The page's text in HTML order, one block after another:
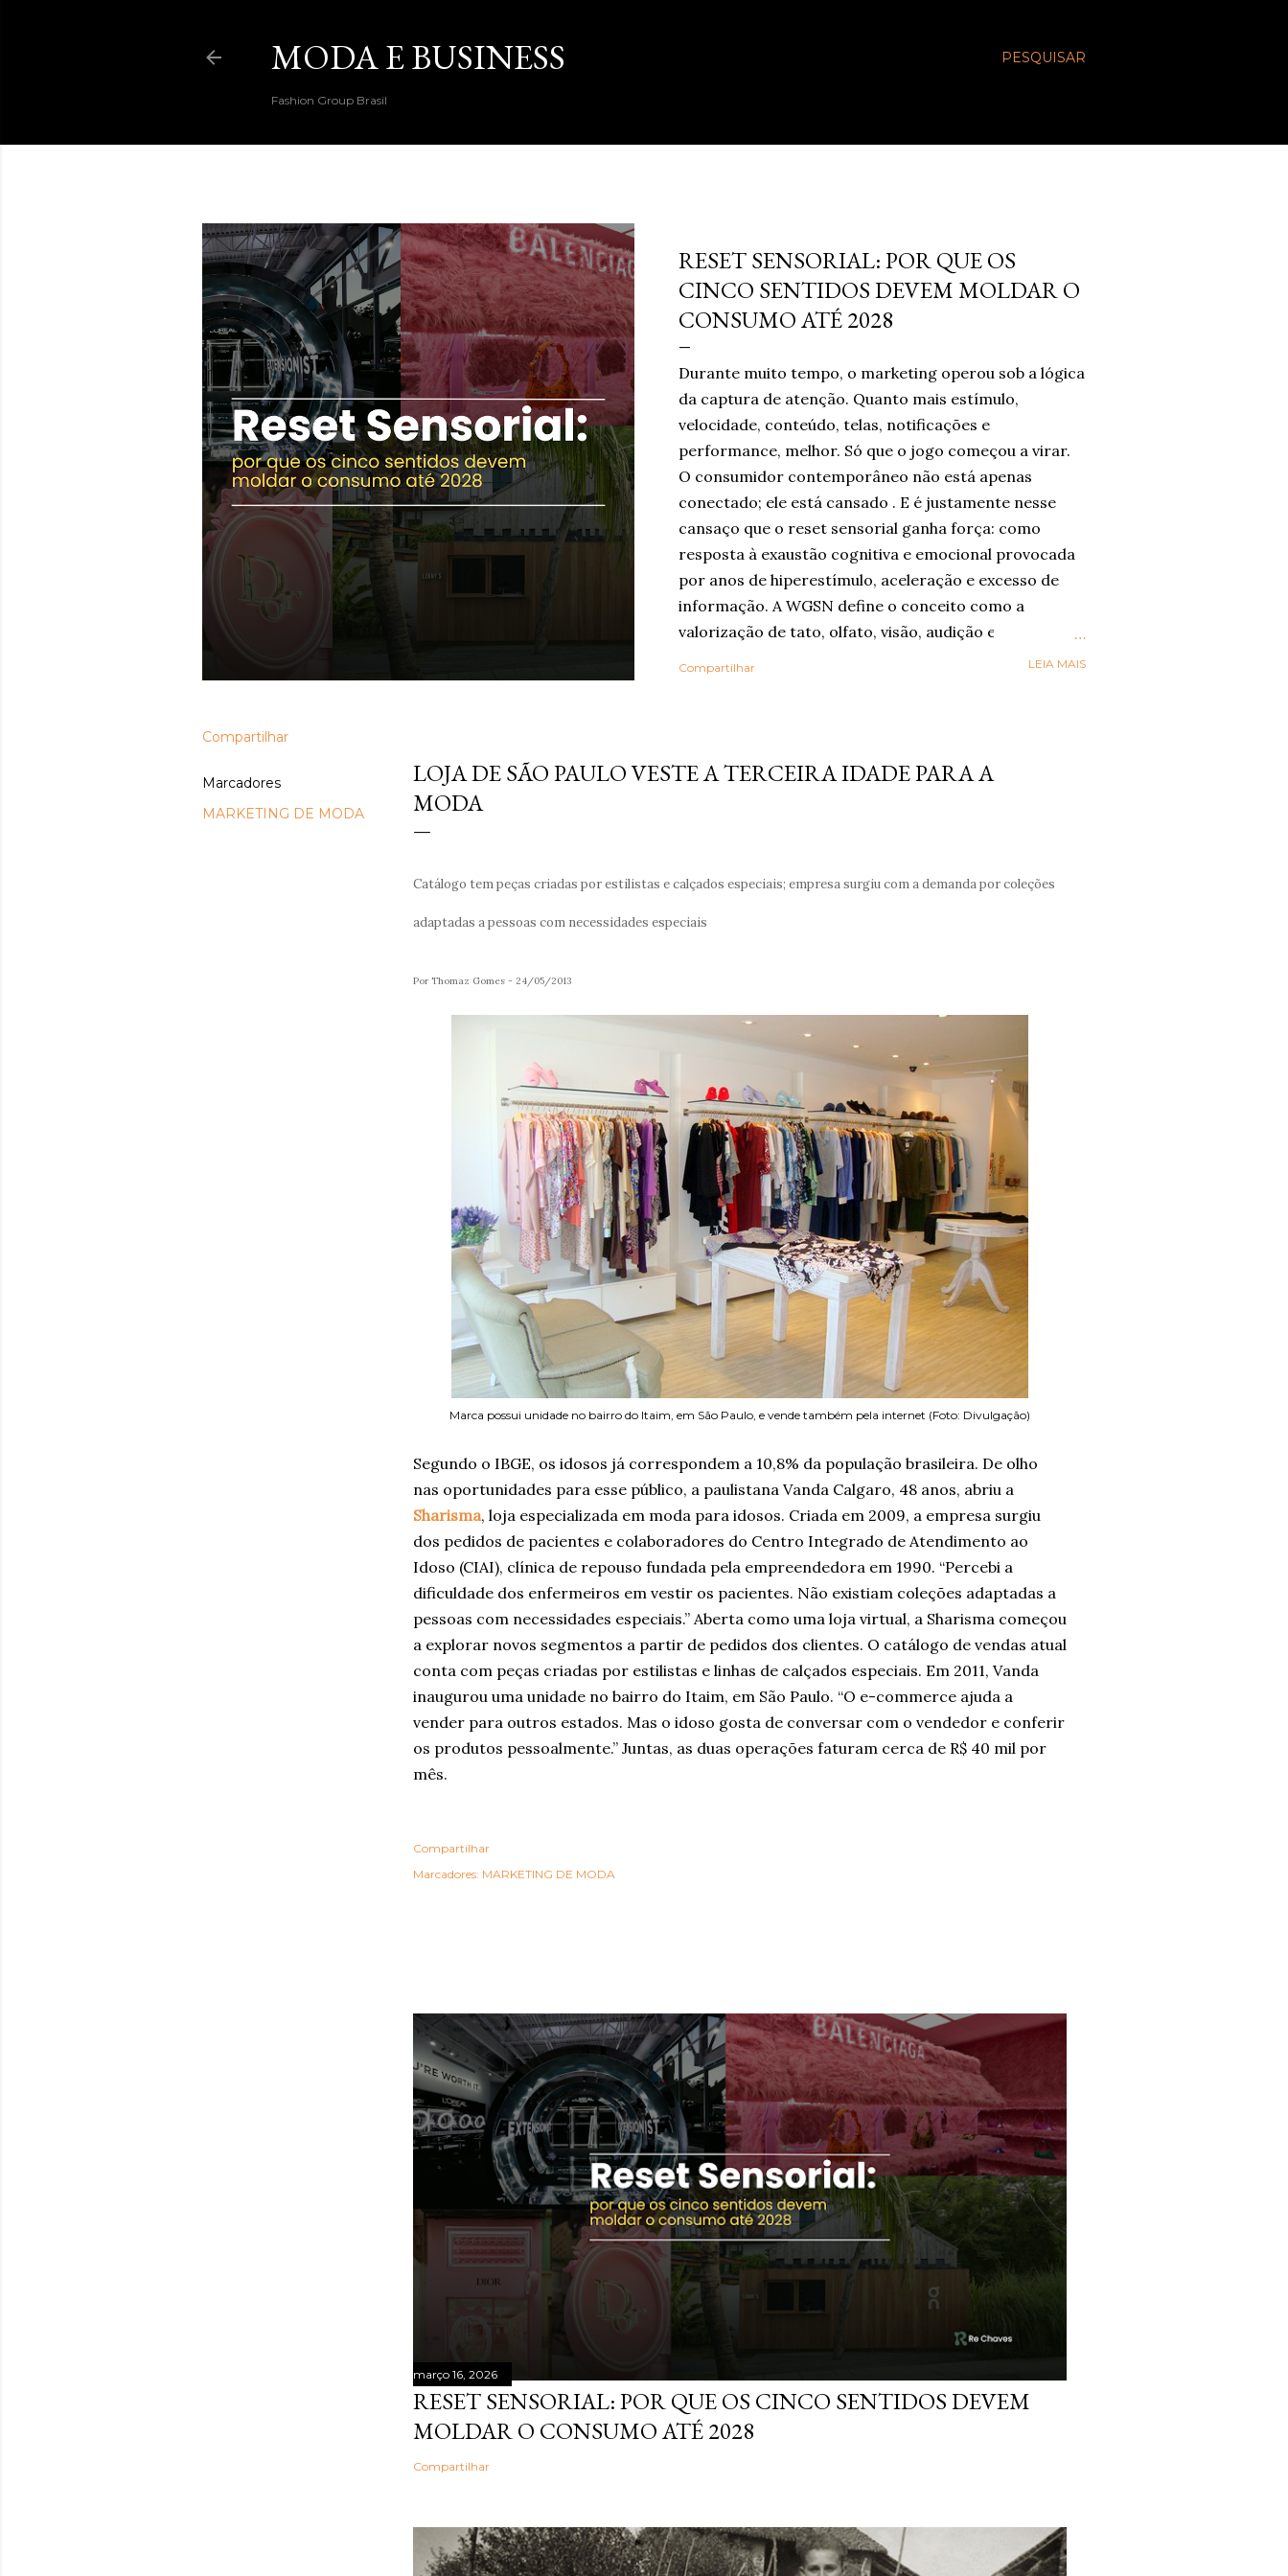
PESQUISAR
MODA E BUSINESS
Fashion Group Brasil
RESET SENSORIAL: POR QUE OS
CINCO SENTIDOS DEVEM MOLDAR O
CONSUMO ATÉ 2028
Durante muito tempo, o marketing operou sob a lógica
da captura de atenção. Quanto mais estímulo,
velocidade, conteúdo, telas, notificações e
performance, melhor. Só que o jogo começou a virar.
O consumidor contemporâneo não está apenas
conectado; ele está cansado . E é justamente nesse
cansaço que o reset sensorial ganha força: como
resposta à exaustão cognitiva e emocional provocada
por anos de hiperestímulo, aceleração e excesso de
informação. A WGSN define o conceito como a
valorização de tato, olfato, visão, audição e paladar
como ferramentas de bem-estar, presença e conexão .
Life Trends 2025 , descreve o movimento de Social
Rewilding , segundo o qual as pessoas buscam mais
se...
Compartilhar LEIA MAIS
Compartilhar
Marcadores
MARKETING DE MODA
LOJA DE SÃO PAULO VESTE A TERCEIRA IDADE PARA A
MODA
Catálogo tem peças criadas por estilistas e calçados especiais; empresa surgiu com a demanda por coleções
adaptadas a pessoas com necessidades especiais
Por Thomaz Gomes - 24/05/2013
Marca possui unidade no bairro do Itaim, em São Paulo, e vende também pela internet (Foto: Divulgação)
Segundo o IBGE, os idosos já correspondem a 10,8% da população brasileira. De olho
nas oportunidades para esse público, a paulistana Vanda Calgaro, 48 anos, abriu a
Sharisma, loja especializada em moda para idosos. Criada em 2009, a empresa surgiu
dos pedidos de pacientes e colaboradores do Centro Integrado de Atendimento ao
Idoso (CIAI), clínica de repouso fundada pela empreendedora em 1990. “Percebi a
dificuldade dos enfermeiros em vestir os pacientes. Não existiam coleções adaptadas a
pessoas com necessidades especiais.” Aberta como uma loja virtual, a Sharisma começou
a explorar novos segmentos a partir de pedidos dos clientes. O catálogo de vendas atual
conta com peças criadas por estilistas e linhas de calçados especiais. Em 2011, Vanda
inaugurou uma unidade no bairro do Itaim, em São Paulo. “O e-commerce ajuda a
vender para outros estados. Mas o idoso gosta de conversar com o vendedor e conferir
os produtos pessoalmente.” Juntas, as duas operações faturam cerca de R$ 40 mil por
mês.
Compartilhar
Marcadores: MARKETING DE MODA
março 16, 2026
RESET SENSORIAL: POR QUE OS CINCO SENTIDOS DEVEM
MOLDAR O CONSUMO ATÉ 2028
Compartilhar